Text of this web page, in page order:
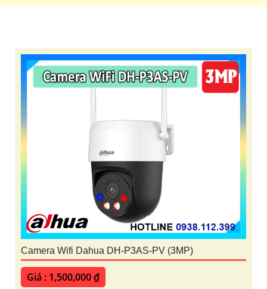
Camera Wifi Dahua DH-P3AS-PV (3MP)
Giá : 1,500,000 ₫